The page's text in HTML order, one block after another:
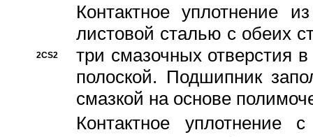
2CS2
Контактное уплотнение
листовой сталью с обеих
три смазочных отверстия
полоской. Подшипник
смазкой на основе
Контактное уплотнение